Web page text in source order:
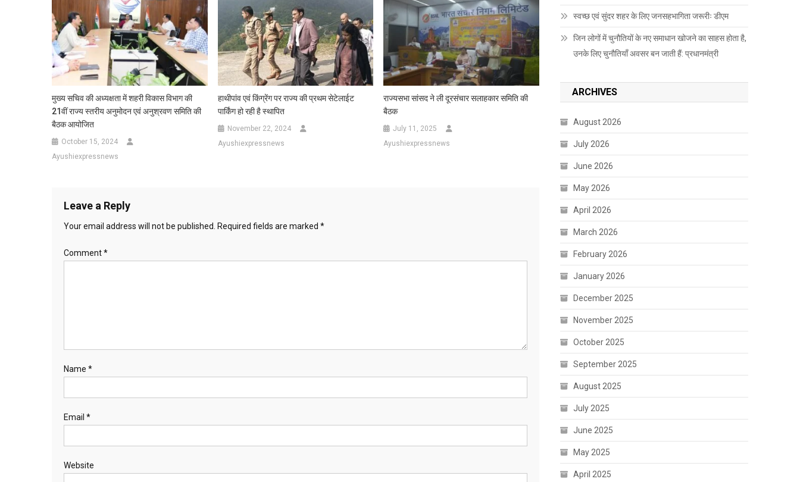
मुख्य सचिव की अध्यक्षता में शहरी विकास विभाग की
21वीं राज्य स्तरीय अनुमोदन एवं अनुश्रवण समिति की
बैठक आयोजित
October 15, 2024
Ayushiexpressnews
हाथीपांव एवं किंग्रेंग पर राज्य की प्रथम सेटेलाईट
पार्किंग हो रही है स्थापित
November 22, 2024
Ayushiexpressnews
राज्यसभा सांसद ने ली दूरसंचार सलाहकार समिति की
बैठक
July 11, 2025
Ayushiexpressnews
Leave a Reply
Your email address will not be published. Required fields are marked *
Comment*
Name *
Email *
Website
स्वच्छ एवं सुंदर शहर के लिए जनसहभागिता जरूरीः डीएम
जिन लोगों में चुनौतियों के नए समाधान खोजने का साहस होता है,
उनके लिए चुनौतियाँ अवसर बन जाती हैं: प्रधानमंत्री
ARCHIVES
August 2026
July 2026
June 2026
May 2026
April 2026
March 2026
February 2026
January 2026
December 2025
November 2025
October 2025
September 2025
August 2025
July 2025
June 2025
May 2025
April 2025